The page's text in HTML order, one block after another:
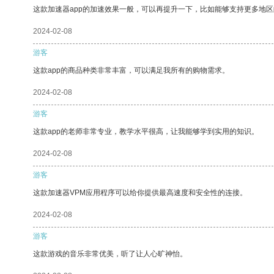
这款加速器app的加速效果一般，可以再提升一下，比如能够支持更多地区
2024-02-08
游客
这款app的商品种类非常丰富，可以满足我所有的购物需求。
2024-02-08
游客
这款app的老师非常专业，教学水平很高，让我能够学到实用的知识。
2024-02-08
游客
这款加速器VPM应用程序可以给你提供最高速度和安全性的连接。
2024-02-08
游客
这款游戏的音乐非常优美，听了让人心旷神怡。